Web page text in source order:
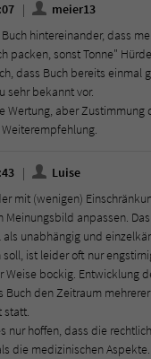
meier13
hintereinander, dass
packen, sonst Tonne"
dass Buch bereits einmal
sehr bekannt vor.
Wertung, aber Zustimmung
Luise
mit (wenigen)
Meinungsbild anpassen.
unabhängig und
ist leider oft nur
Weise bockig. Entwicklung
den Zeitraum
statt.
nur hoffen, dass die
die medizinischen